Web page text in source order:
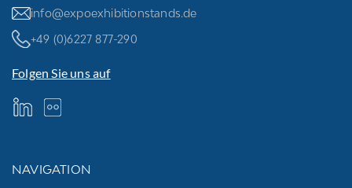
info@expoexhibitionstands.de
+49 (0)6227 877-290
Folgen Sie uns auf
NAVIGATION